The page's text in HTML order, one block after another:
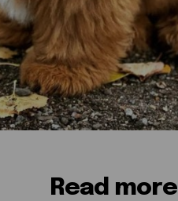
Read more